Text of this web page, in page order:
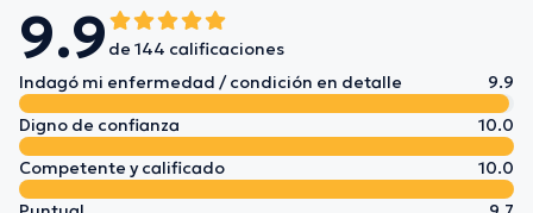
9.9 de 144 calificaciones
Indagó mi enfermedad / condición en detalle
9.9
Digno de confianza
10.0
Competente y calificado
10.0